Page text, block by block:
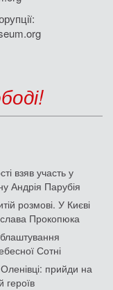
взяв участь у
Андрія Парубія
розмові. У Києві
Прокопюка
Сотні
прийди на
героїв